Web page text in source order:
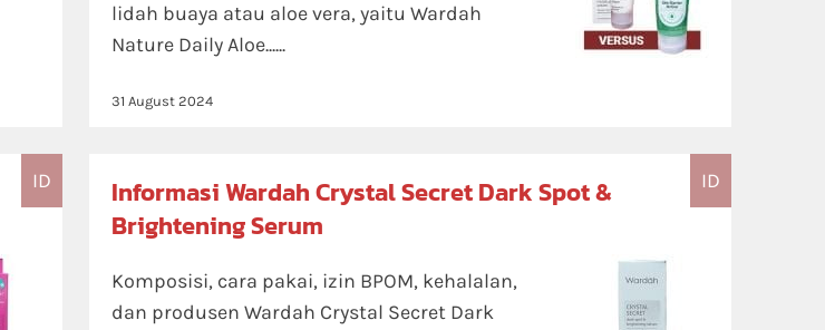
lidah buaya atau aloe vera, yaitu Wardah
Nature Daily Aloe......
31 August 2024
ID ID
Informasi Wardah Crystal Secret Dark Spot &
Brightening Serum
Komposisi, cara pakai, izin BPOM, kehalalan,
dan produsen Wardah Crystal Secret Dark